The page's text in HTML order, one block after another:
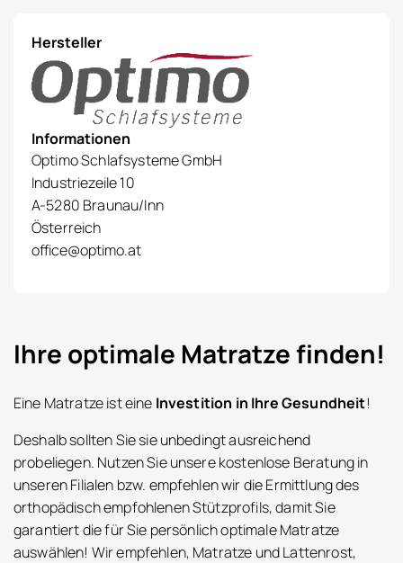
Hersteller
Informationen
Optimo Schlafsysteme GmbH
Industriezeile 10
A-5280 Braunau/Inn
Österreich
office@optimo.at
Ihre optimale Matratze finden!
Eine Matratze ist eine Investition in Ihre Gesundheit!
Deshalb sollten Sie sie unbedingt ausreichend
probeliegen. Nutzen Sie unsere kostenlose Beratung in
unseren Filialen bzw. empfehlen wir die Ermittlung des
orthopädisch empfohlenen Stützprofils, damit Sie
garantiert die für Sie persönlich optimale Matratze
auswählen! Wir empfehlen, Matratze und Lattenrost,